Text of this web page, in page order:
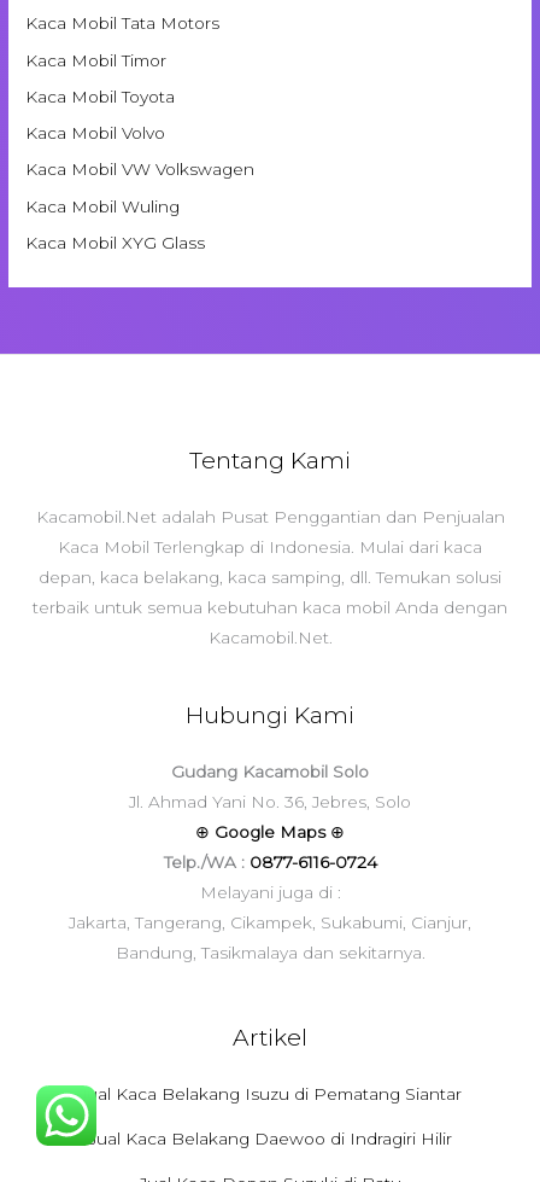
Kaca Mobil Tata Motors
Kaca Mobil Timor
Kaca Mobil Toyota
Kaca Mobil Volvo
Kaca Mobil VW Volkswagen
Kaca Mobil Wuling
Kaca Mobil XYG Glass
Tentang Kami
Kacamobil.Net adalah Pusat Penggantian dan Penjualan
Kaca Mobil Terlengkap di Indonesia. Mulai dari kaca
depan, kaca belakang, kaca samping, dll. Temukan solusi
terbaik untuk semua kebutuhan kaca mobil Anda dengan
Kacamobil.Net.
Hubungi Kami
Gudang Kacamobil Solo
Jl. Ahmad Yani No. 36, Jebres, Solo
⊕ Google Maps ⊕
Telp./WA : 0877-6116-0724
Melayani juga di :
Jakarta, Tangerang, Cikampek, Sukabumi, Cianjur,
Bandung, Tasikmalaya dan sekitarnya.
Artikel
Jual Kaca Belakang Isuzu di Pematang Siantar
Jual Kaca Belakang Daewoo di Indragiri Hilir